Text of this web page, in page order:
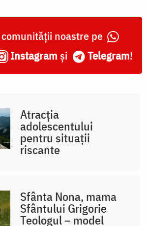
noastre pe
Instagram și Telegram!
Atracția
adolescentului
pentru situații
riscante
Sfânta Nona, mama
Sfântului Grigorie
Teologul – model